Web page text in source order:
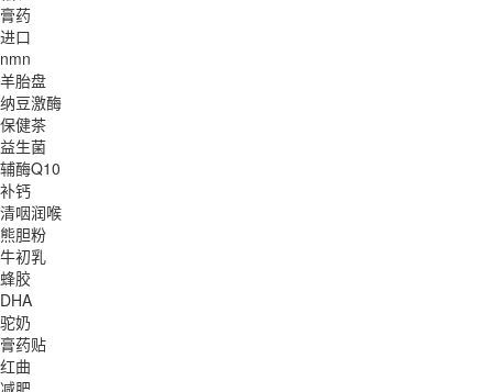
膏药
进口
nmn
羊胎盘
纳豆激酶
保健茶
益生菌
辅酶Q10
补钙
清咽润喉
熊胆粉
牛初乳
蜂胶
DHA
驼奶
膏药贴
红曲